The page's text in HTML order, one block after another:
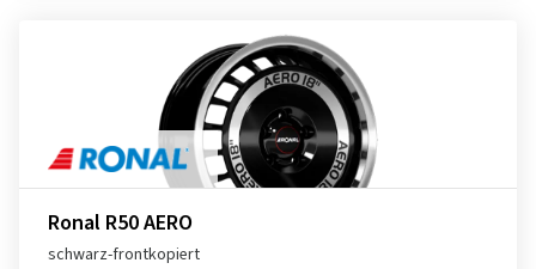
Ronal R50 AERO
schwarz-frontkopiert